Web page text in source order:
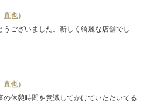
也）
うございました。新しく綺麗な店舗でし
也）
の休憩時間を意識してかけていただいてる